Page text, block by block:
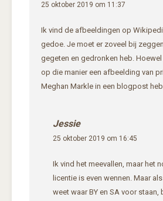
25 oktober 2019 om 11:37
Ik vind de afbeeldingen op
gedoe. Je moet er zoveel bij
gegeten en gedronken heb.
op die manier een afbeelding van
Meghan Markle in een blogpost
Jessie
25 oktober 2019 om 16:45
Ik vind het meevallen, maar het
licentie is even wennen. Maar als
weet waar BY en SA voor staan,